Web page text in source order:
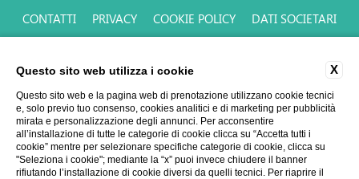
CONTATTI PRIVACY COOKIE POLICY
DATI SOCIETARI
WEBSITE BY BLASTNESS
X
Questo sito web utilizza i cookie
Questo sito web e la pagina web di prenotazione utilizzano cookie tecnici
e, solo previo tuo consenso, cookies analitici e di marketing per pubblicità
mirata e personalizzazione degli annunci. Per acconsentire
all’installazione di tutte le categorie di cookie clicca su “Accetta tutti i
cookie” mentre per selezionare specifiche categorie di cookie, clicca su
"Seleziona i cookie"; mediante la “x” puoi invece chiudere il banner
rifiutando l’installazione di cookie diversi da quelli tecnici. Per riaprire il